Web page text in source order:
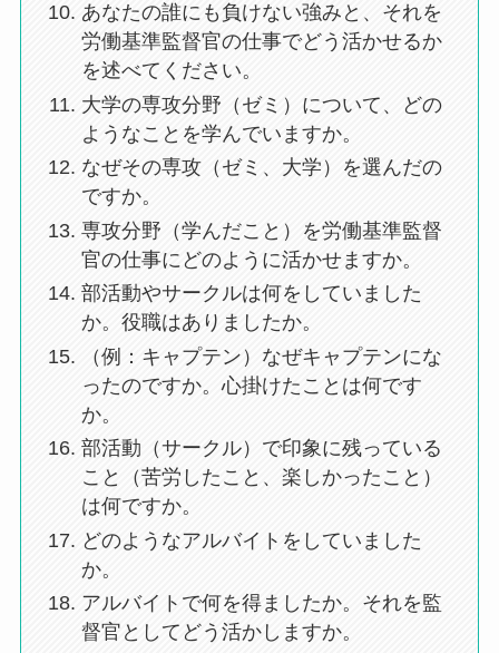
あなたの誰にも負けない強みと、それを
労働基準監督官の仕事でどう活かせるか
を述べてください。
大学の専攻分野（ゼミ）について、どの
ようなことを学んでいますか。
なぜその専攻（ゼミ、大学）を選んだの
ですか。
専攻分野（学んだこと）を労働基準監督
官の仕事にどのように活かせますか。
部活動やサークルは何をしていました
か。役職はありましたか。
（例：キャプテン）なぜキャプテンにな
ったのですか。心掛けたことは何です
か。
部活動（サークル）で印象に残っている
こと（苦労したこと、楽しかったこと）
は何ですか。
どのようなアルバイトをしていました
か。
アルバイトで何を得ましたか。それを監
督官としてどう活かしますか。